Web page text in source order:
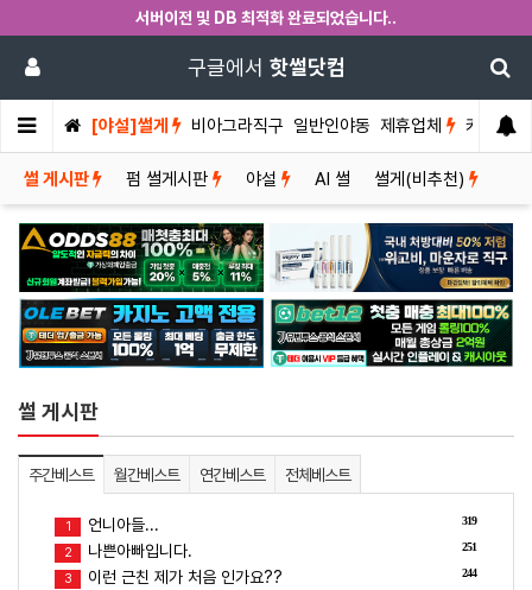
서버이전 및 DB 최적화 완료되었습니다..
구글에서 핫썰닷컴
[야설]썰게 비아그라직구 일반인야동 제휴업체 커뮤니티
썰 게시판 펌 썰게시판 야설 AI 썰 썰게(비추천)
썰 게시판
주간베스트 월간베스트 연간베스트 전체베스트
319
1 언니아들...
251
2 나쁜아빠입니다.
244
3 이런 근친 제가 처음 인가요??